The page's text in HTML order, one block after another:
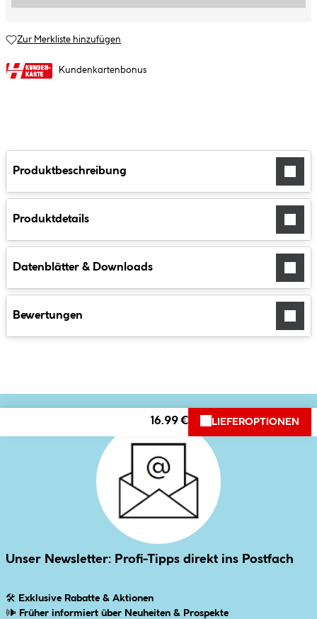
Zur Merkliste hinzufügen
Kundenkartenbonus
Produktbeschreibung
Produktdetails
Datenblätter & Downloads
Bewertungen
16.99 € LIEFEROPTIONEN
Unser Newsletter: Profi-Tipps direkt ins Postfach
🛠 Exklusive Rabatte & Aktionen
🕪 Früher informiert über Neuheiten & Prospekte